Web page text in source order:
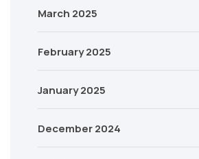
March 2025
February 2025
January 2025
December 2024